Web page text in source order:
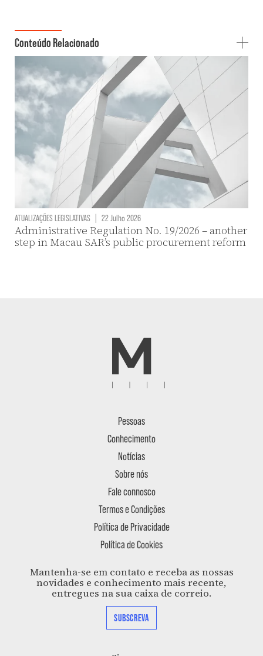
Conteúdo Relacionado
ATUALIZAÇÕES LEGISLATIVAS | 22 Julho 2026
Administrative Regulation No. 19/2026 – another
step in Macau SAR’s public procurement reform
Pessoas
Conhecimento
Notícias
Sobre nós
Fale connosco
Termos e Condições
Política de Privacidade
Política de Cookies
Mantenha-se em contato e receba as nossas
novidades e conhecimento mais recente,
entregues na sua caixa de correio.
SUBSCREVA